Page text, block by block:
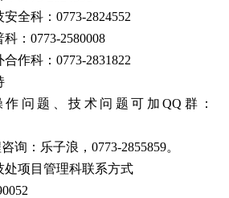
安全科：0773-2824552
科：0773-2580008
合作科：0773-2831822
作问题、技术问题可加QQ 群：
询：乐子浪，0773-2855859。
处项目管理科联系方式